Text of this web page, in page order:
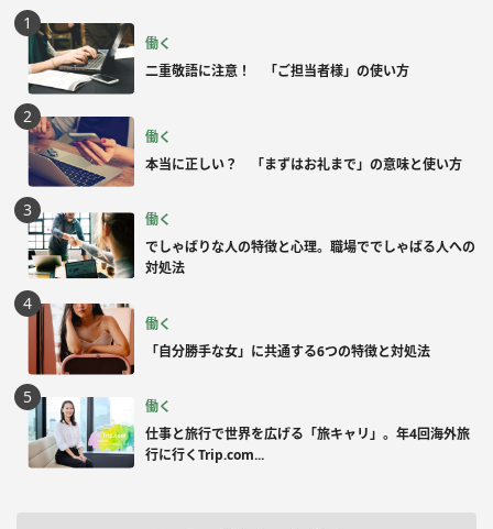
働く
二重敬語に注意！ 「ご担当者様」の使い方
働く
本当に正しい？ 「まずはお礼まで」の意味と使い方
働く
でしゃばりな人の特徴と心理。職場ででしゃばる人への
対処法
働く
「自分勝手な女」に共通する6つの特徴と対処法
働く
仕事と旅行で世界を広げる「旅キャリ」。年4回海外旅
行に行くTrip.com...